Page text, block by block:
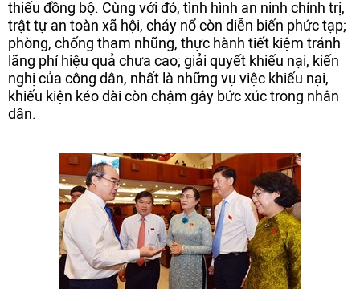
thiếu đồng bộ. Cùng với đó, tình hình an ninh chính trị,
trật tự an toàn xã hội, cháy nổ còn diễn biến phức tạp;
phòng, chống tham nhũng, thực hành tiết kiệm tránh
lãng phí hiệu quả chưa cao; giải quyết khiếu nại, kiến
nghị của công dân, nhất là những vụ việc khiếu nại,
khiếu kiện kéo dài còn chậm gây bức xúc trong nhân
dân.